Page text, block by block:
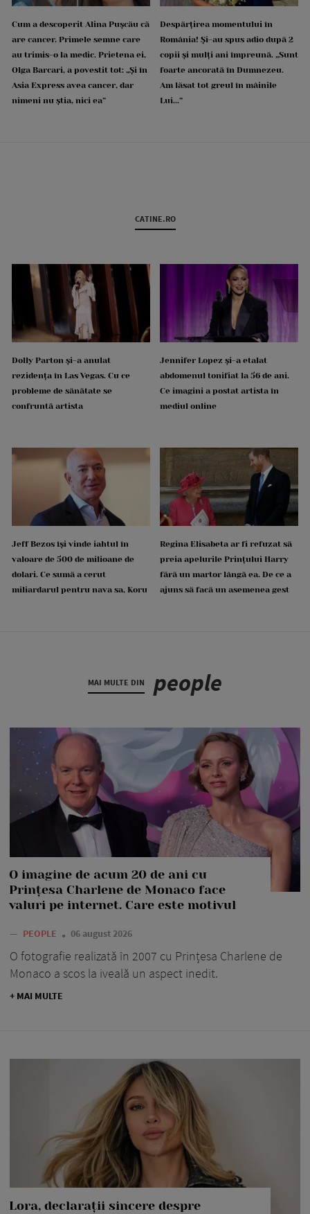
Cum a descoperit Alina Pușcău că
are cancer. Primele semne care
au trimis-o la medic. Prietena ei,
Olga Barcari, a povestit tot: „Și în
Asia Express avea cancer, dar
nimeni nu știa, nici ea”
Despărțirea momentului în
România! Și-au spus adio după 2
copii și mulți ani împreună. „Sunt
foarte ancorată în Dumnezeu.
Am lăsat tot greul în mâinile
Lui...”
CATINE.RO
Dolly Parton și-a anulat
rezidența în Las Vegas. Cu ce
probleme de sănătate se
confruntă artista
Jennifer Lopez și-a etalat
abdomenul tonifiat la 56 de ani.
Ce imagini a postat artista în
mediul online
Jeff Bezos își vinde iahtul în
valoare de 500 de milioane de
dolari. Ce sumă a cerut
miliardarul pentru nava sa, Koru
Regina Elisabeta ar fi refuzat să
preia apelurile Prințului Harry
fără un martor lângă ea. De ce a
ajuns să facă un asemenea gest
MAI MULTE DIN people
O imagine de acum 20 de ani cu
Prințesa Charlene de Monaco face
valuri pe internet. Care este motivul
— PEOPLE 06 august 2026
O fotografie realizată în 2007 cu Prințesa Charlene de
Monaco a scos la iveală un aspect inedit.
+ MAI MULTE
Lora, declarații sincere despre